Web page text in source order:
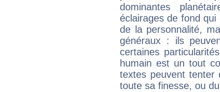
dominantes
éclairages de fond
de la personnalité,
généraux : ils
certaines
humain est un tout
textes peuvent tenter
toute sa finesse, ou